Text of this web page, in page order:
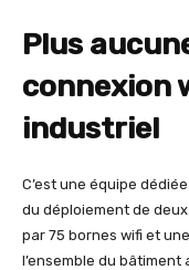
Plus
connexion
industriel
C’est une équipe
du déploiement de
par 75 bornes wifi et
l’ensemble du bâtiment